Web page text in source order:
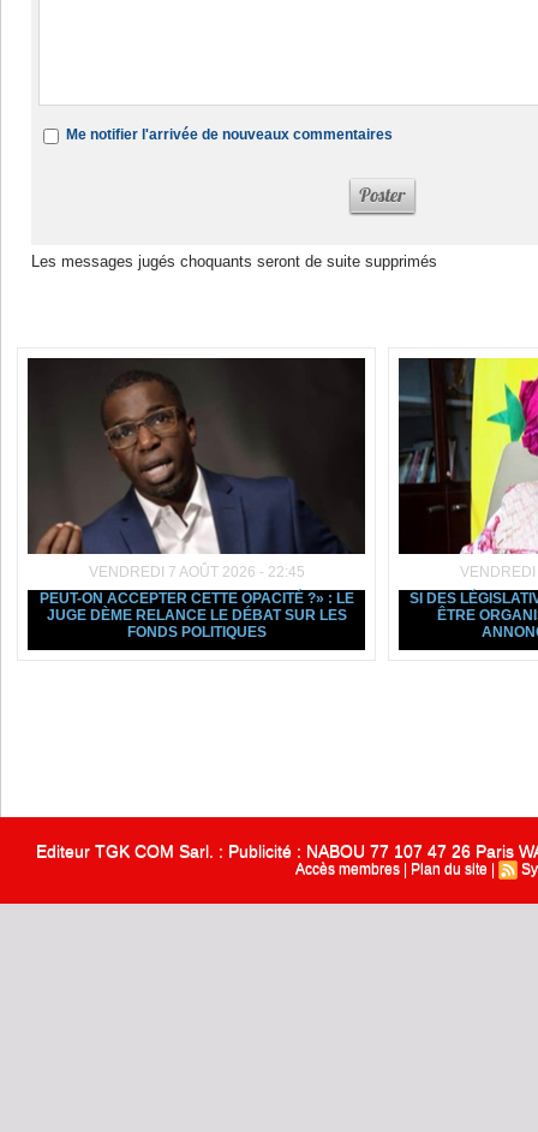
Me notifier l'arrivée de nouveaux commentaires
Les messages jugés choquants seront de suite supprimés
VENDREDI 7 AOÛT 2026 - 22:45
PEUT-ON ACCEPTER CETTE OPACITÉ ?» : LE
JUGE DÈME RELANCE LE DÉBAT SUR LES
FONDS POLITIQUES
SI DES
ÊTRE
Editeur TGK COM Sarl. : Publicité : NABOU 77 107 47 26 Paris
Accès membres Plan du site